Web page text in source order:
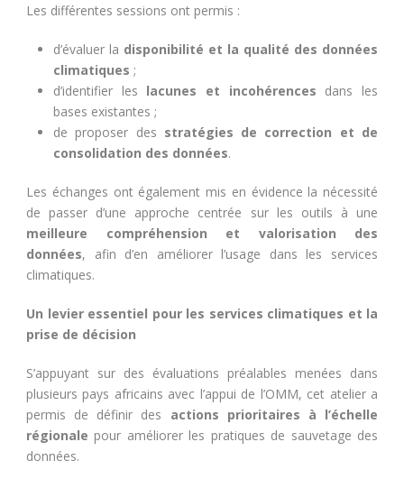
Les différentes sessions ont permis :
d’évaluer la disponibilité et la qualité des données
climatiques ;
d’identifier les lacunes et incohérences dans les
bases existantes ;
de proposer des stratégies de correction et de
consolidation des données.
Les échanges ont également mis en évidence la nécessité
de passer d’une approche centrée sur les outils à une
meilleure compréhension et valorisation des
données, afin d’en améliorer l’usage dans les services
climatiques.
Un levier essentiel pour les services climatiques et la
prise de décision
S’appuyant sur des évaluations préalables menées dans
plusieurs pays africains avec l’appui de l’OMM, cet atelier a
permis de définir des actions prioritaires à l’échelle
régionale pour améliorer les pratiques de sauvetage des
données.